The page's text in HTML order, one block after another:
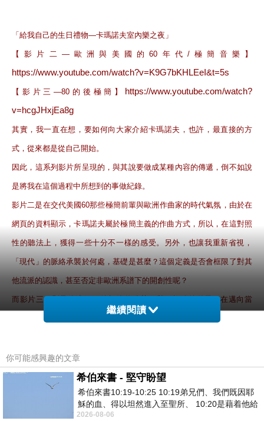
「給我自己的生日禮物—卡瑪諾夫室內樂之夜」
【影片二—歐洲與美國的60年代/極簡音樂】
https://www.youtube.com/watch?v=K9G7bKHLEeI&t=5s
【影片三—80的後極簡】 https://www.youtube.com/watch?
v=hcgJHxjEa8g
其實，我一直在想，要如何向大家介紹卡瑪諾夫，也許，最直接的方
式，從來都是從自己開始。
因此，這系列影片所呈現的，與其說要做成某種內容的傳遞，倒不如說
是將我在這個過程中所想到的事做紀錄。
影片二是在交代美國60那些極簡前輩與歐洲作曲家的時代氣氛，由於在
網頁的資料顯示，卡瑪諾夫屬於極簡主義的作曲方式，所以，在這對照
性的聽法上，獲得一些十分不一樣的感受。另外，也讓我重新省視，
「現代」的脈絡承襲於何處，基礎是甚麼？這個定義是否會框限了對其
他流派的認識，甚至否定非歐洲系譜下的開創性呢？
而影片三，則是簡述了80後極簡的發芽，與60極簡的差異，在邁向當
代，現代主義逐漸走向另一段旅程的這段過渡，無論在美學或技術上都
驗性可能已不是最主要的思考路徑，而是去看他們如何使用往前回看的
這史無前例豐富的資料庫，他們的回應方式，他們的挪用與拼貼，模仿
與再開創，其實也是相當精彩的。
最後，談到卡瑪諾夫的大眾性，一個是承襲著歷史的演變而逐漸向可理
繼續閱讀
你可能感興趣的文章
希伯來書 - 堅守盼望
希伯來書10:19-10:25 10:19弟兄們、我們既因耶
穌的血、得以坦然進入至聖所、 10:20是藉着他給
我們開了一條又新又活的路從幔子經過
2026-08-06